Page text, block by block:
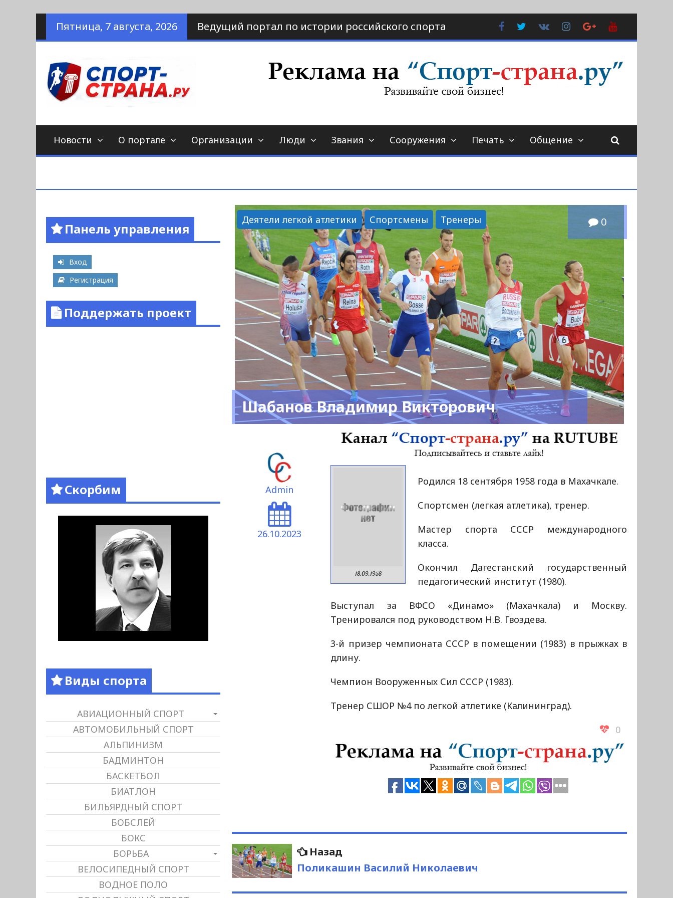
НаверхПятница, 7 августа, 2026 Ведущий портал по истории российского спорта FacebookTwitter
Контакте
Instagram
Google
Plus
Спорт-страна.ру
портал по истории спорта
Новости О портале Организации Люди Звания Сооружения Печать Общение
Деятели легкой атлетики Спортсмены Тренеры 0
Шабанов Владимир Викторович
Admin
26.10.2023
18.09.1958
Родился 18 сентября 1958 года в Махачкале.
Спортсмен (легкая атлетика), тренер.
Мастер спорта СССР международного
класса.
Окончил Дагестанский государственный
педагогический институт (1980).
Выступал за ВФСО «Динамо» (Махачкала) и Москву.
Тренировался под руководством Н.В. Гвоздева.
3-й призер чемпионата СССР в помещении (1983) в прыжках в
длину.
Чемпион Вооруженных Сил СССР (1983).
Тренер СШОР №4 по легкой атлетике (Калининград).
0
Навигация
по
Назад
запись:
Поликашин Василий Николаевич
Панель управления
Вход
Регистрация
Поддержать проект
Скорбим
Виды спорта
АВИАЦИОННЫЙ СПОРТ
АВТОМОБИЛЬНЫЙ СПОРТ
АЛЬПИНИЗМ
БАДМИНТОН
БАСКЕТБОЛ
БИАТЛОН
БИЛЬЯРДНЫЙ СПОРТ
БОБСЛЕЙ
БОКС
БОРЬБА
ВЕЛОСИПЕДНЫЙ СПОРТ
ВОДНОЕ ПОЛО